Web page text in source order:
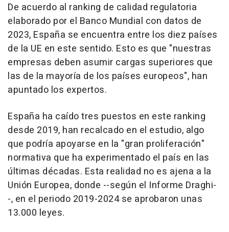
De acuerdo al ranking de calidad regulatoria
elaborado por el Banco Mundial con datos de
2023, España se encuentra entre los diez países
de la UE en este sentido. Esto es que "nuestras
empresas deben asumir cargas superiores que
las de la mayoría de los países europeos", han
apuntado los expertos.
España ha caído tres puestos en este ranking
desde 2019, han recalcado en el estudio, algo
que podría apoyarse en la "gran proliferación"
normativa que ha experimentado el país en las
últimas décadas. Esta realidad no es ajena a la
Unión Europea, donde --según el Informe Draghi-
-, en el periodo 2019-2024 se aprobaron unas
13.000 leyes.